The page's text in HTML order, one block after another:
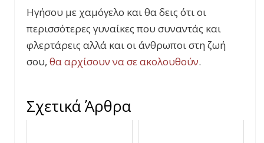
Ηγήσου με χαμόγελο και θα δεις ότι οι
περισσότερες γυναίκες που συναντάς και
φλερτάρεις αλλά και οι άνθρωποι στη ζωή
σου, θα αρχίσουν να σε ακολουθούν.
Σχετικά Άρθρα